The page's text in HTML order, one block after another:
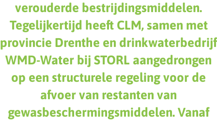
verouderde bestrijdingsmiddelen.
Tegelijkertijd heeft CLM, samen met
provincie Drenthe en drinkwaterbedrijf
WMD-Water bij STORL aangedrongen
op een structurele regeling voor de
afvoer van restanten van
gewasbeschermingsmiddelen. Vanaf